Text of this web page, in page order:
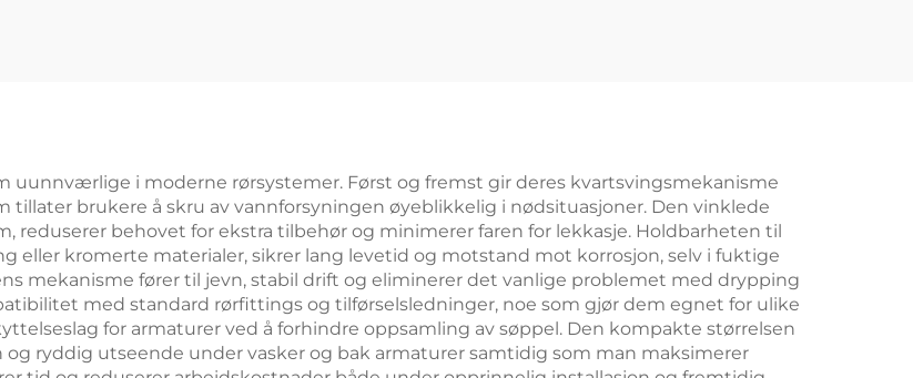
badeværelse
uunnværlige i moderne rørsystemer. Først og fremst gir deres kvartsvingsmekanisme
brukere å skru av vannforsyningen øyeblikkelig i nødsituasjoner. Den vinklede
reduserer behovet for ekstra tilbehør og minimerer faren for lekkasje. Holdbarheten til
eller kromerte materialer, sikrer lang levetid og motstand mot korrosjon, selv i fuktige
mekanisme fører til jevn, stabil drift og eliminerer det vanlige problemet med drypping
med standard rørfittings og tilførselsledninger, noe som gjør dem egnet for ulike
for armaturer ved å forhindre oppsamling av søppel. Den kompakte størrelsen
ryddig utseende under vasker og bak armaturer samtidig som man maksimerer